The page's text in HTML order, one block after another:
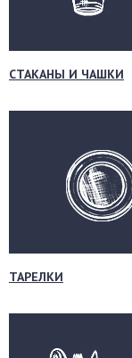
СТАКАНЫ И ЧАШКИ
ТАРЕЛКИ